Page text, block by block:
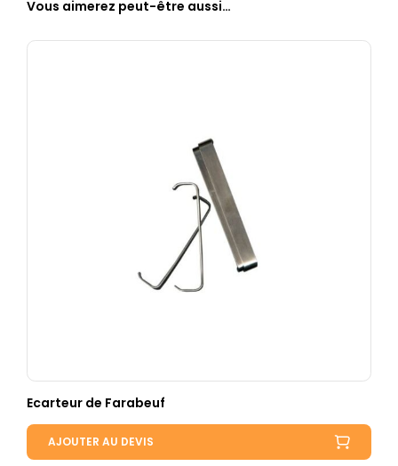
Vous aimerez peut-être aussi…
Ecarteur de Farabeuf
AJOUTER AU DEVIS